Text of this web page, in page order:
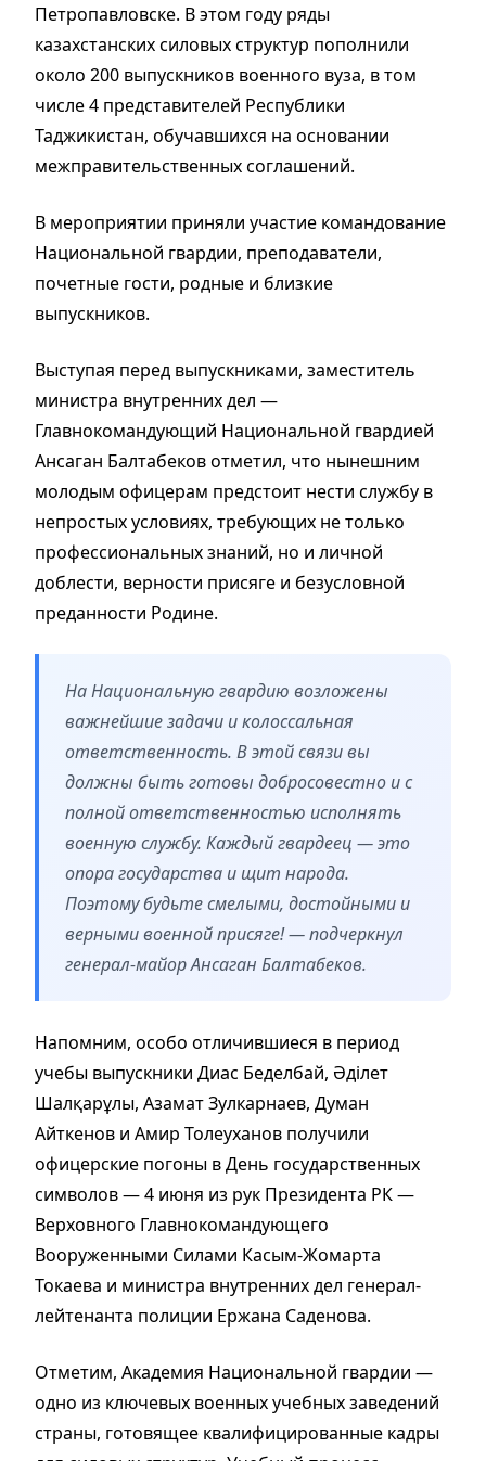
Петропавловске. В этом году ряды
казахстанских силовых структур пополнили
около 200 выпускников военного вуза, в том
числе 4 представителей Республики
Таджикистан, обучавшихся на основании
межправительственных соглашений.
В мероприятии приняли участие командование
Национальной гвардии, преподаватели,
почетные гости, родные и близкие
выпускников.
Выступая перед выпускниками, заместитель
министра внутренних дел —
Главнокомандующий Национальной гвардией
Ансаган Балтабеков отметил, что нынешним
молодым офицерам предстоит нести службу в
непростых условиях, требующих не только
профессиональных знаний, но и личной
доблести, верности присяге и безусловной
преданности Родине.
На Национальную гвардию возложены
важнейшие задачи и колоссальная
ответственность. В этой связи вы
должны быть готовы добросовестно и с
полной ответственностью исполнять
военную службу. Каждый гвардеец — это
опора государства и щит народа.
Поэтому будьте смелыми, достойными и
верными военной присяге! — подчеркнул
генерал-майор Ансаган Балтабеков.
Напомним, особо отличившиеся в период
учебы выпускники Диас Беделбай, Әділет
Шалқарұлы, Азамат Зулкарнаев, Думан
Айткенов и Амир Толеуханов получили
офицерские погоны в День государственных
символов — 4 июня из рук Президента РК —
Верховного Главнокомандующего
Вооруженными Силами Касым-Жомарта
Токаева и министра внутренних дел генерал-
лейтенанта полиции Ержана Саденова.
Отметим, Академия Национальной гвардии —
одно из ключевых военных учебных заведений
страны, готовящее квалифицированные кадры